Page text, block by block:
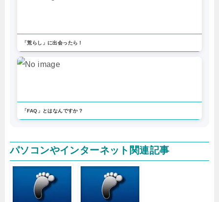
「荒らし」に出会ったら！
「FAQ」とはなんですか？
パソコンやインターネット関連記事